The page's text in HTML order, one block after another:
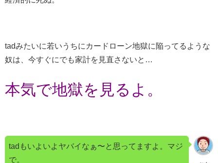
tadみたいに若いうちにカードローン地獄に陥ってるような
奴は、今すぐにでも家計を見直さないと…
本気で地獄を見るよ。
tadもいよいよヤバイなぁ〜と思ってますよ。マジ
で。